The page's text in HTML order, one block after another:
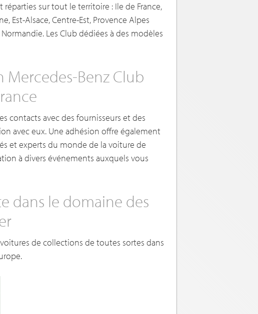
sur tout le territoire : Ile de France,
Est-Alsace, Centre-Est, Provence Alpes
Les Club dédiées à des modèles
Benz Club
contacts avec des fournisseurs et des
avec eux. Une adhésion offre également
et experts du monde de la voiture de
à divers événements auxquels vous
dans le domaine des
de collections de toutes sortes dans